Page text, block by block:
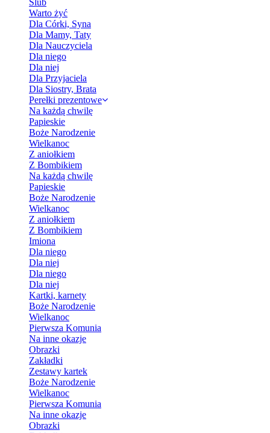
Ślub
Warto żyć
Dla Córki, Syna
Dla Mamy, Taty
Dla Nauczyciela
Dla niego
Dla niej
Dla Przyjaciela
Dla Siostry, Brata
Perełki prezentowe
Na każdą chwilę
Papieskie
Boże Narodzenie
Wielkanoc
Z aniołkiem
Z Bombikiem
Na każdą chwilę
Papieskie
Boże Narodzenie
Wielkanoc
Z aniołkiem
Z Bombikiem
Imiona
Dla niego
Dla niej
Dla niego
Dla niej
Kartki, karnety
Boże Narodzenie
Wielkanoc
Pierwsza Komunia
Na inne okazje
Obrazki
Zakładki
Zestawy kartek
Boże Narodzenie
Wielkanoc
Pierwsza Komunia
Na inne okazje
Obrazki